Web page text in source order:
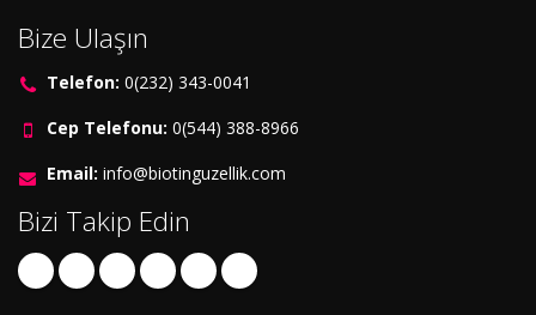
Bize Ulaşın
Telefon: 0(232) 343-0041
Cep Telefonu: 0(544) 388-8966
Email: info@biotinguzellik.com
Bizi Takip Edin